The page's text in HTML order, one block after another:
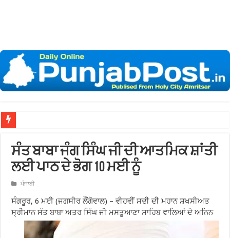
ਸੰਤ ਬਾਬਾ ਜੰਗ ਸਿੰਘ ਜੀ ਦੀ ਆਤਮਿਕ ਸ਼ਾਂਤੀ
ਲਈ ਪਾਠ ਦੇ ਭੋਗ 10 ਮਈ ਨੂੰ
ਪੰਜਾਬੀ
ਸੰਗਰੂਰ, 6 ਮਈ (ਜਗਸੀਰ ਲੌਂਗੋਵਾਲ) – ਵੀਹਵੀਂ ਸਦੀ ਦੀ ਮਹਾਨ ਸ਼ਖਸੀਅਤ
ਸ੍ਰੀਮਾਨ ਸੰਤ ਬਾਬਾ ਅਤਰ ਸਿੰਘ ਜੀ ਮਸਤੂਆਣਾ ਸਾਹਿਬ ਵਾਲਿਆਂ ਦੇ ਅਨਿਨ